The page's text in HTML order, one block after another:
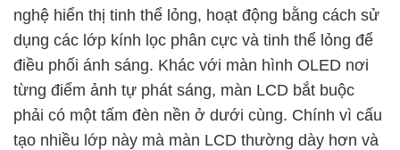
nghệ hiển thị tinh thể lỏng, hoạt động bằng cách sử
dụng các lớp kính lọc phân cực và tinh thể lỏng để
điều phối ánh sáng. Khác với màn hình OLED nơi
từng điểm ảnh tự phát sáng, màn LCD bắt buộc
phải có một tấm đèn nền ở dưới cùng. Chính vì cấu
tạo nhiều lớp này mà màn LCD thường dày hơn và